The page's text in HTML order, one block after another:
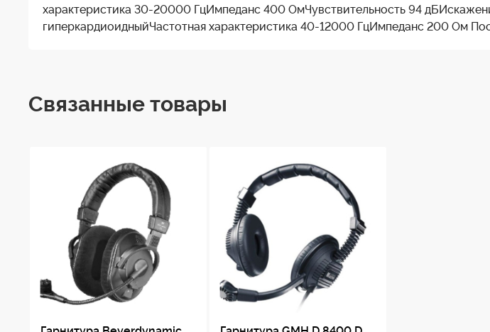
характеристика 30-20000 ГцИмпеданс 400 ОмЧувствительность 94
гиперкардиоидныйЧастотная характеристика 40-12000 ГцИмпеданс 200 Ом
Связанные товары